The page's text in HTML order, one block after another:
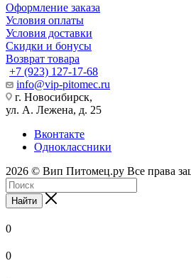
Оформление заказа
Условия оплаты
Условия доставки
Скидки и бонусы
Возврат товара
+7 (923) 127-17-68
info@vip-pitomec.ru
г. Новосибирск,
ул. А. Лежена, д. 25
Вконтакте
Одноклассники
2026 © Вип Питомец.ру Все права
Найти
0
0